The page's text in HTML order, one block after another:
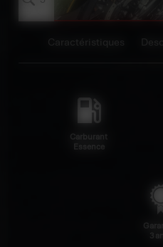
Caractéristiques
Carburant
Essence
3